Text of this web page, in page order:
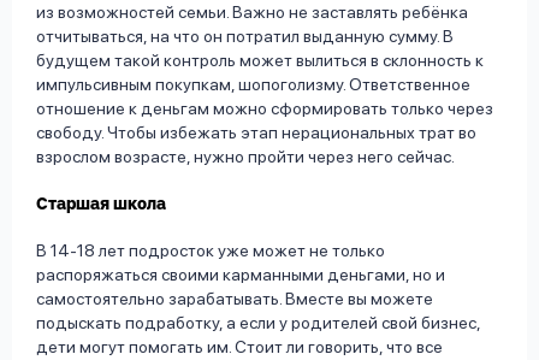
из возможностей семьи. Важно не заставлять ребёнка
отчитываться, на что он потратил выданную сумму. В
будущем такой контроль может вылиться в склонность к
импульсивным покупкам, шопоголизму. Ответственное
отношение к деньгам можно сформировать только через
свободу. Чтобы избежать этап нерациональных трат во
взрослом возрасте, нужно пройти через него сейчас.
Старшая школа
В 14-18 лет подросток уже может не только
распоряжаться своими карманными деньгами, но и
самостоятельно зарабатывать. Вместе вы можете
подыскать подработку, а если у родителей свой бизнес,
дети могут помогать им. Стоит ли говорить, что все